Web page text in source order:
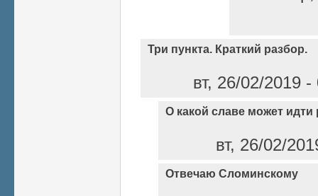
Три пункта. Краткий разбор.
вт, 26/02/2019
О какой славе может идти
вт, 26/02/
Отвечаю Сломинскому